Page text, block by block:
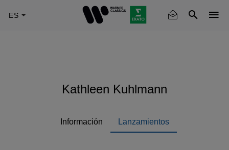
Kathleen Kuhlmann
Información Lanzamientos